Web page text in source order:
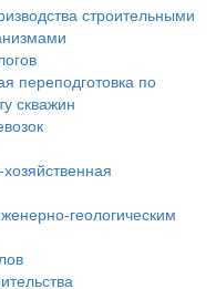
строительными
переподготовка по
скважин
геологическим